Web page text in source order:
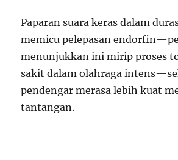
Paparan suara keras dalam
memicu pelepasan
menunjukkan ini mirip proses
sakit dalam olahraga
pendengar merasa lebih kuat
tantangan.